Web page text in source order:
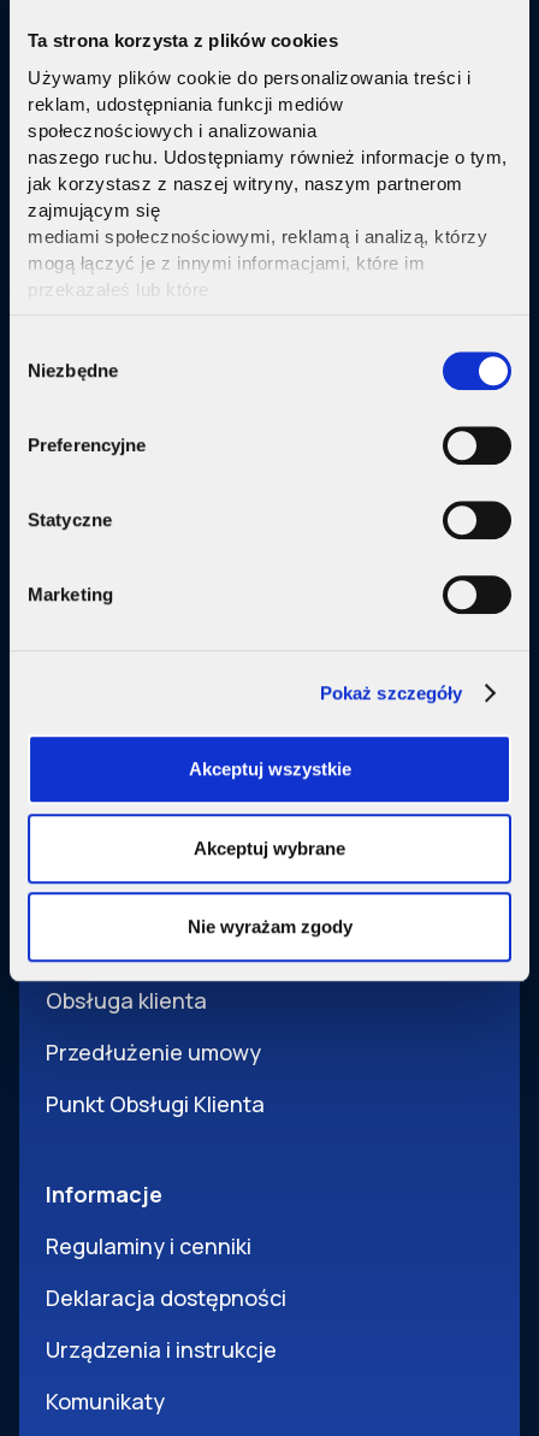
Ta strona korzysta z plików cookies
Używamy plików cookie do personalizowania treści i
reklam, udostępniania funkcji mediów
społecznościowych i analizowania
naszego ruchu. Udostępniamy również informacje o tym,
jak korzystasz z naszej witryny, naszym partnerom
zajmującym się
mediami społecznościowymi, reklamą i analizą, którzy
mogą łączyć je z innymi informacjami, które im
przekazałeś lub które
Selection
Niezbędne
Preferencyjne
Statyczne
Marketing
Pokaż szczegóły
Akceptuj wszystkie
Akceptuj wybrane
Nie wyrażam zgody
Telewizja Replay
Pakiety internetu z nowoczesną telewizją
technologi IPTV Replay TV.
Sprawdź
Internet + telewizja
Internet + plan komórkowy
Małe firmy
SupermediaGo
Pomoc i obsługa
Obsługa klienta
Przedłużenie umowy
Punkt Obsługi Klienta
Informacje
Regulaminy i cenniki
Deklaracja dostępności
Urządzenia i instrukcje
Komunikaty